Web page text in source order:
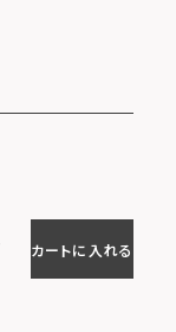
カートに入れる